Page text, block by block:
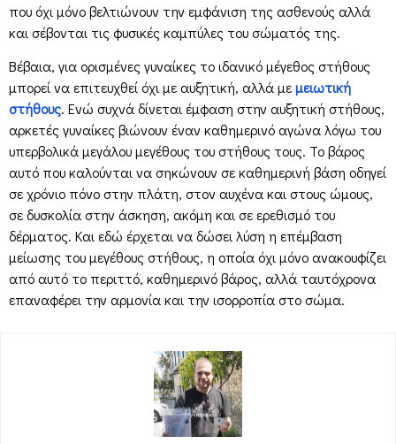
που όχι μόνο βελτιώνουν την εμφάνιση της ασθενούς αλλά
και σέβονται τις φυσικές καμπύλες του σώματός της.
Βέβαια, για ορισμένες γυναίκες το ιδανικό μέγεθος στήθους
μπορεί να επιτευχθεί όχι με αυξητική, αλλά μεμειωτική
στήθους. Ενώ συχνά δίνεται έμφαση στην αυξητική στήθους,
αρκετές γυναίκες βιώνουν έναν καθημερινό αγώνα λόγω του
υπερβολικά μεγάλου μεγέθους του στήθους τους. Το βάρος
αυτό που καλούνται να σηκώνουν σε καθημερινή βάση οδηγεί
σε χρόνιο πόνο στην πλάτη, στον αυχένα και στους ώμους,
σε δυσκολία στην άσκηση, ακόμη και σε ερεθισμό του
δέρματος. Και εδώ έρχεται να δώσει λύση η επέμβαση
μείωσης του μεγέθους στήθους, η οποία όχι μόνο ανακουφίζει
από αυτό το περιττό, καθημερινό βάρος, αλλά ταυτόχρονα
επαναφέρει την αρμονία και την ισορροπία στο σώμα.